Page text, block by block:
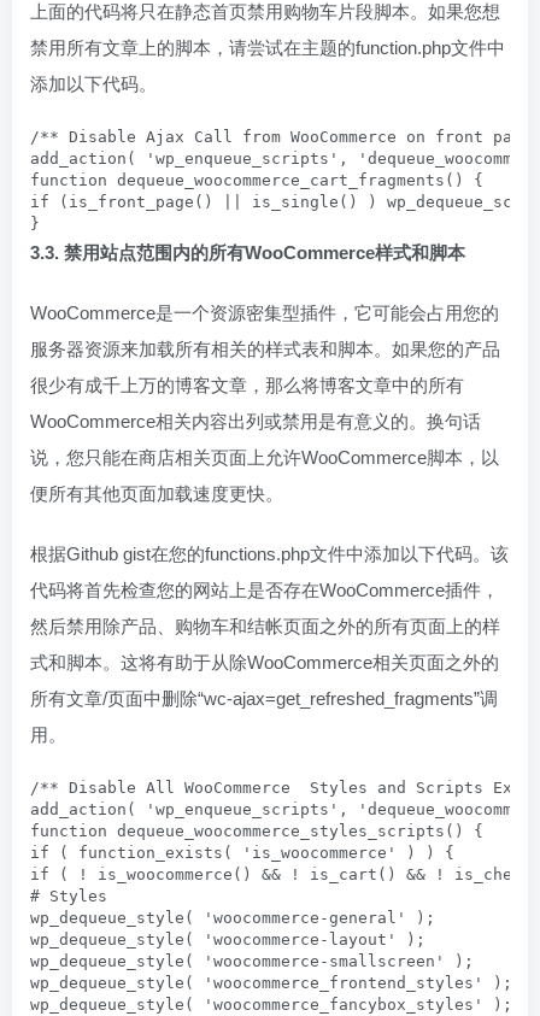
上面的代码将只在静态首页禁用购物车片段脚本。如果您想
禁用所有文章上的脚本，请尝试在主题的function.php文件中
添加以下代码。
/** Disable Ajax Call from WooCommerce on front
add_action( 'wp_enqueue_scripts',
function dequeue_woocommerce_cart_fragments() {
if (is_front_page() || is_single() )
}
3.3. 禁用站点范围内的所有WooCommerce样式和脚本
WooCommerce是一个资源密集型插件，它可能会占用您的
服务器资源来加载所有相关的样式表和脚本。如果您的产品
很少有成千上万的博客文章，那么将博客文章中的所有
WooCommerce相关内容出列或禁用是有意义的。换句话
说，您只能在商店相关页面上允许WooCommerce脚本，以
便所有其他页面加载速度更快。
根据Github gist在您的functions.php文件中添加以下代码。该
代码将首先检查您的网站上是否存在WooCommerce插件，
然后禁用除产品、购物车和结帐页面之外的所有页面上的样
式和脚本。这将有助于从除WooCommerce相关页面之外的
所有文章/页面中删除“wc-ajax=get_refreshed_fragments”调
用。
/** Disable All WooCommerce  Styles and Scripts
add_action( 'wp_enqueue_scripts',
function dequeue_woocommerce_styles_scripts() {
if ( function_exists( 'is_woocommerce' ) ) {
if ( ! is_woocommerce() && ! is_cart() && !
# Styles
wp_dequeue_style( 'woocommerce-general' );
wp_dequeue_style( 'woocommerce-layout' );
wp_dequeue_style( 'woocommerce-smallscreen' );
wp_dequeue_style( 'woocommerce_frontend_styles' );
wp_dequeue_style( 'woocommerce_fancybox_styles' );